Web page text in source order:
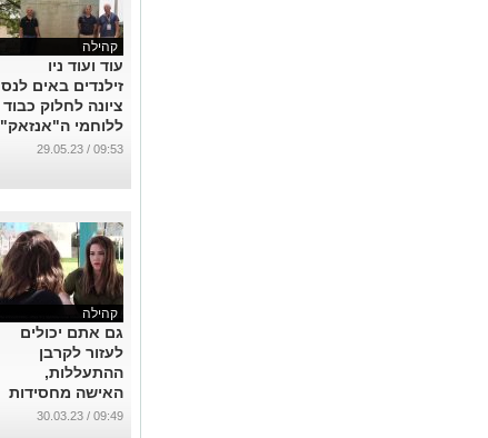
קהילה
עוד ועוד ניו
זילנדים באים לנס
ציונה לחלוק כבוד
ללוחמי ה"אנזאק"
שנפלו באזור
...
09:53 / 29.05.23
קהילה
גם אתם יכולים
לעזור לקרבן
ההתעללות,
האישה מחסידות
גור באשדוד
09:49 / 30.03.23